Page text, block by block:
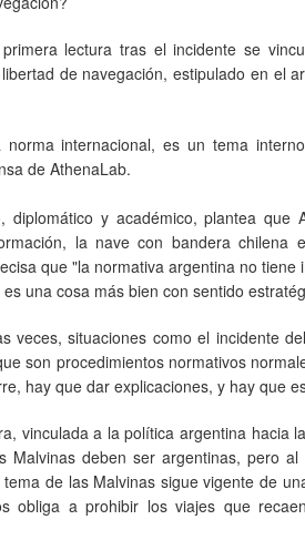
lectura tras el incidente se
de navegación, estipulado en el
internacional, es un tema
de AthenaLab.
y académico, plantea que
la nave con bandera chilena
que "la normativa argentina no
una cosa más bien con sentido
veces, situaciones como el incidente
son procedimientos normativos
hay que dar explicaciones, y hay que
vinculada a la política argentina hacia
deben ser argentinas, pero
de las Malvinas sigue vigente de
obliga a prohibir los viajes que